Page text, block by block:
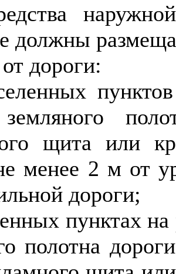
должны
дороги:
земляного
щита или
менее 2 м от
дороги;
пунктах
полотна